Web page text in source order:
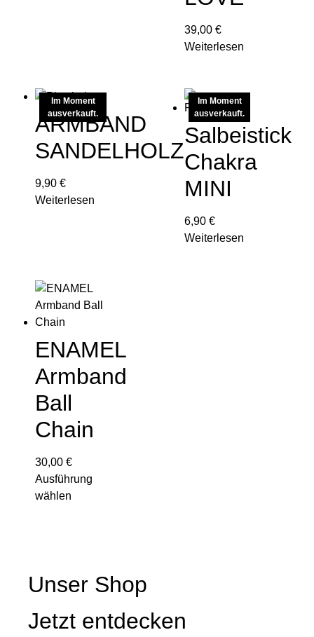
39,00 €
Weiterlesen
Im Moment
ausverkauft.
ARMBAND
SANDELHOLZ
9,90 €
Weiterlesen
Im Moment
ausverkauft.
Salbeistick
Chakra
MINI
6,90 €
Weiterlesen
ENAMEL
Armband
Ball
Chain
30,00 €
Ausführung
wählen
Unser Shop
Jetzt entdecken